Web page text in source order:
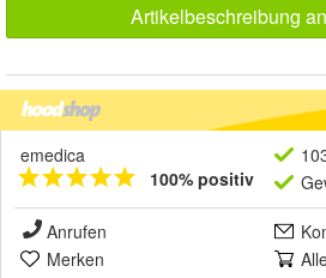
Artikelbeschreibung
emedica
100% positiv
Anrufen
Merken